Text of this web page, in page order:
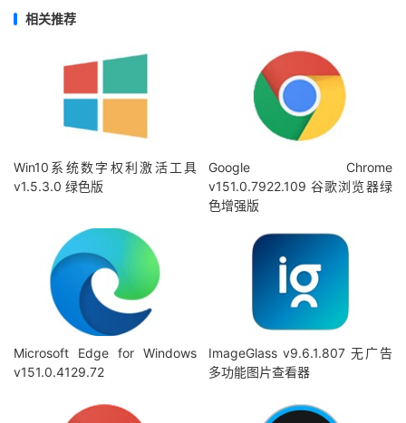
相关推荐
Win10系统数字权利激活工具
v1.5.3.0 绿色版
Google Chrome
v151.0.7922.109 谷歌浏览器绿
色增强版
Microsoft Edge for Windows
v151.0.4129.72
ImageGlass v9.6.1.807 无广告
多功能图片查看器